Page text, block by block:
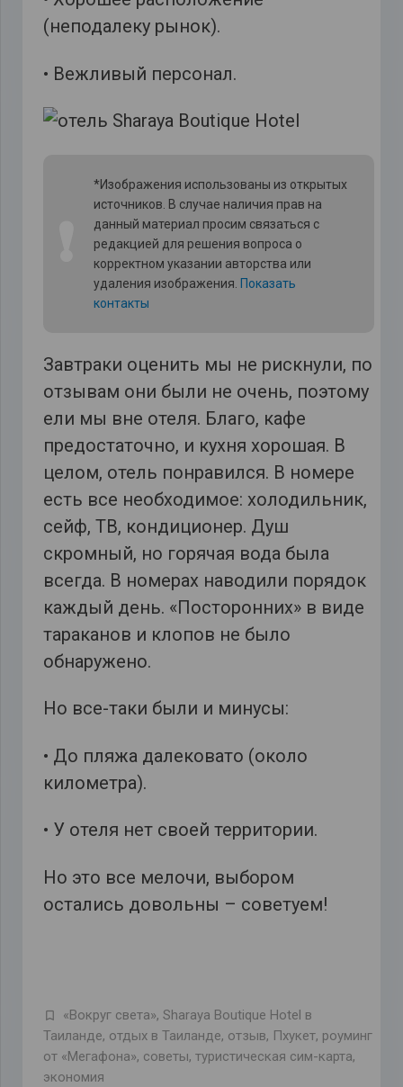
(неподалеку рынок).
• Вежливый персонал.
*Изображения использованы из открытых
источников. В случае наличия прав на
данный материал просим связаться с
редакцией для решения вопроса о
корректном указании авторства или
удаления изображения. Показать
контакты
Завтраки оценить мы не рискнули, по
отзывам они были не очень, поэтому
ели мы вне отеля. Благо, кафе
предостаточно, и кухня хорошая. В
целом, отель понравился. В номере
есть все необходимое: холодильник,
сейф, ТВ, кондиционер. Душ
скромный, но горячая вода была
всегда. В номерах наводили порядок
каждый день. «Посторонних» в виде
тараканов и клопов не было
обнаружено.
Но все-таки были и минусы:
• До пляжа далековато (около
километра).
• У отеля нет своей территории.
Но это все мелочи, выбором
остались довольны – советуем!
«Вокруг света», Sharaya Boutique Hotel в
Таиланде, отдых в Таиланде, отзыв, Пхукет, роуминг
от «Мегафона», советы, туристическая сим-карта,
экономия